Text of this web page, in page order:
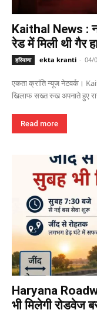
Kaithal News :
रेड में मिली थी गैर
हरियाणा ekta kranti - 04/
एकता क्रांति न्यूज नेटवर्क।
खिलाफ सख्त रुख अपनाते हुए
Read more
Haryana
भी मिलेगी रोडवेज